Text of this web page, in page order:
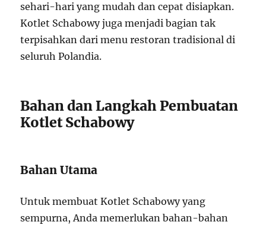
sehari-hari yang mudah dan cepat disiapkan.
Kotlet Schabowy juga menjadi bagian tak
terpisahkan dari menu restoran tradisional di
seluruh Polandia.
Bahan dan Langkah Pembuatan
Kotlet Schabowy
Bahan Utama
Untuk membuat Kotlet Schabowy yang
sempurna, Anda memerlukan bahan-bahan